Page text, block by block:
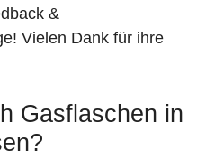
&
Vielen Dank für ihre
Gasflaschen in